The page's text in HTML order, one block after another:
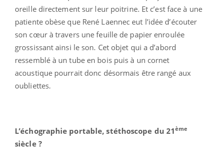
oreille directement sur leur poitrine. Et c’est face à une
patiente obèse que René Laennec eut l’idée d’écouter
son cœur à travers une feuille de papier enroulée
grossissant ainsi le son. Cet objet qui a d’abord
ressemblé à un tube en bois puis à un cornet
acoustique pourrait donc désormais être rangé aux
oubliettes.
L’échographie portable, stéthoscope du 21ème
siècle ?